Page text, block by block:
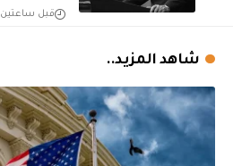
قبل ساعتين
شاهد المزيد..